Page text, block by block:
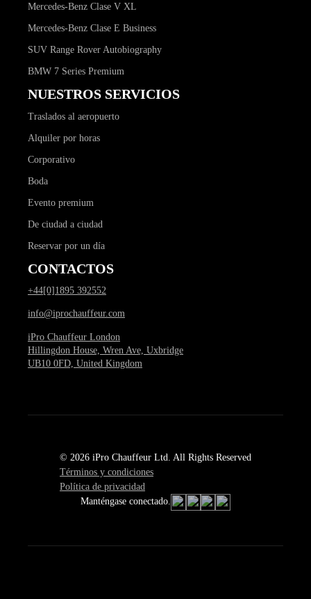
Mercedes-Benz Clase V XL
Mercedes-Benz Clase E Business
SUV Range Rover Autobiography
BMW 7 Series Premium
NUESTROS SERVICIOS
Traslados al aeropuerto
Alquiler por horas
Corporativo
Boda
Evento premium
De ciudad a ciudad
Reservar por un día
CONTACTOS
+44[0]1895 392552
info@iprochauffeur.com
iPro Chauffeur London
Hillingdon House, Wren Ave, Uxbridge
UB10 0FD, United Kingdom
© 2026 iPro Chauffeur Ltd. All Rights Reserved
Términos y condiciones
Política de privacidad
Manténgase conectado.